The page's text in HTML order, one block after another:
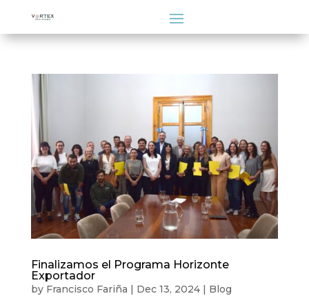
Finalizamos el Programa Horizonte
Exportador
by Francisco Fariña | Dec 13, 2024| Blog